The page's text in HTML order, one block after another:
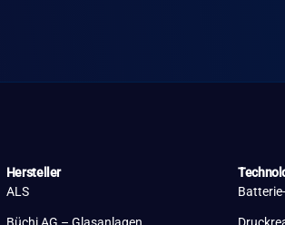
Hersteller
ALS